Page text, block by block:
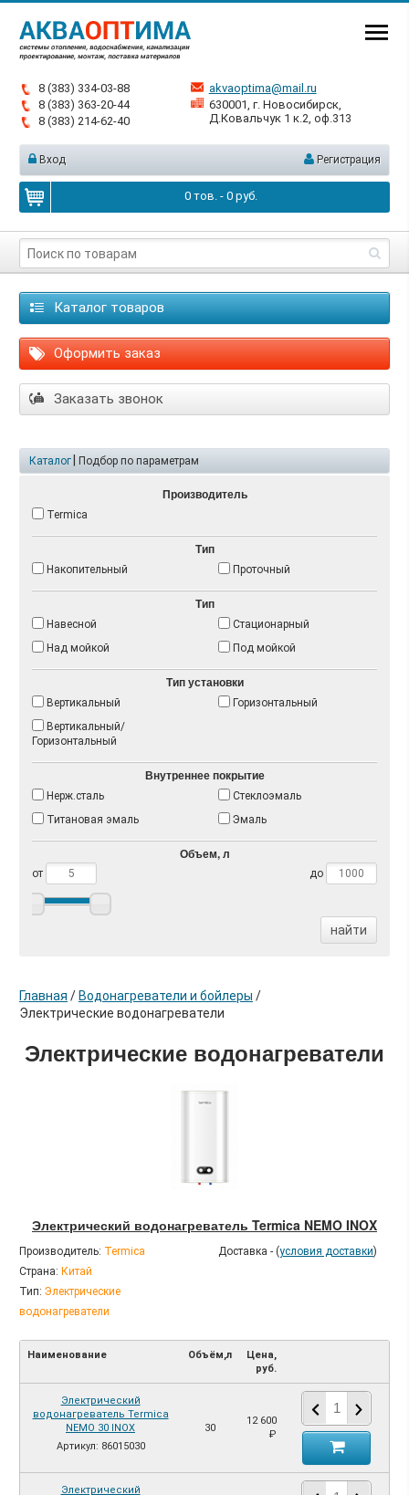
8 (383) 334-03-88
8 (383) 363-20-44
8 (383) 214-62-40
akvaoptima@mail.ru
630001, г. Новосибирск,
Д.Ковальчук 1 к.2, оф.313
Вход Регистрация
0тов. - 0руб.
Каталог товаров
Оформить заказ
Заказать звонок
Каталог Подбор по параметрам
Производитель
Termica
Тип
Накопительный Проточный
Тип
Навесной
Стационарный
Над мойкой
Под мойкой
Тип установки
Вертикальный
Горизонтальный
Вертикальный/
Горизонтальный
Внутреннее покрытие
Нерж.сталь
Стеклоэмаль
Титановая эмаль
Эмаль
Объем, л
от до
найти
Главная / Водонагреватели и бойлеры /
Электрические водонагреватели
Электрические водонагреватели
Электрический водонагреватель Termica NEMO INOX
Производитель: Termica
Страна: Китай
Тип: Электрические
водонагреватели
Доставка - (условия доставки)
Наименование Объём,л
Цена,
руб.
Электрический
водонагреватель Termica
NEMO 30 INOX
Артикул: 86015030
30
12 600
₽
Электрический